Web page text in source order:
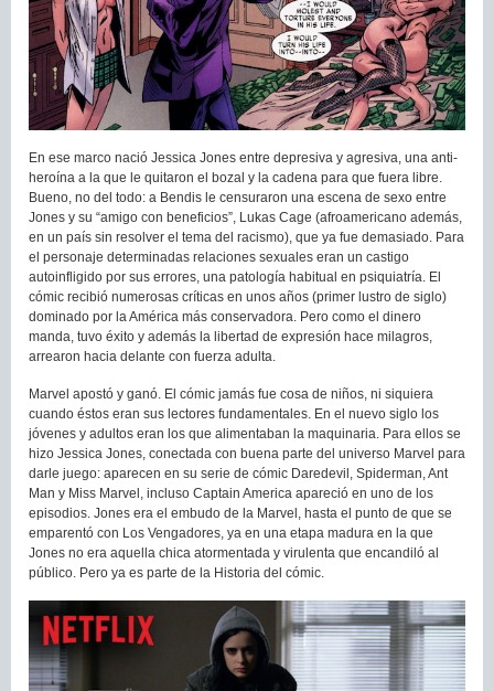
En ese marco nació Jessica Jones entre depresiva y agresiva, una anti-
heroína a la que le quitaron el bozal y la cadena para que fuera libre.
Bueno, no del todo: a Bendis le censuraron una escena de sexo entre
Jones y su “amigo con beneficios”, Lukas Cage (afroamericano además,
en un país sin resolver el tema del racismo), que ya fue demasiado. Para
el personaje determinadas relaciones sexuales eran un castigo
autoinfligido por sus errores, una patología habitual en psiquiatría. El
cómic recibió numerosas críticas en unos años (primer lustro de siglo)
dominado por la América más conservadora. Pero como el dinero
manda, tuvo éxito y además la libertad de expresión hace milagros,
arrearon hacia delante con fuerza adulta.
Marvel apostó y ganó. El cómic jamás fue cosa de niños, ni siquiera
cuando éstos eran sus lectores fundamentales. En el nuevo siglo los
jóvenes y adultos eran los que alimentaban la maquinaria. Para ellos se
hizo Jessica Jones, conectada con buena parte del universo Marvel para
darle juego: aparecen en su serie de cómic Daredevil, Spiderman, Ant
Man y Miss Marvel, incluso Captain America apareció en uno de los
episodios. Jones era el embudo de la Marvel, hasta el punto de que se
emparentó con Los Vengadores, ya en una etapa madura en la que
Jones no era aquella chica atormentada y virulenta que encandiló al
público. Pero ya es parte de la Historia del cómic.